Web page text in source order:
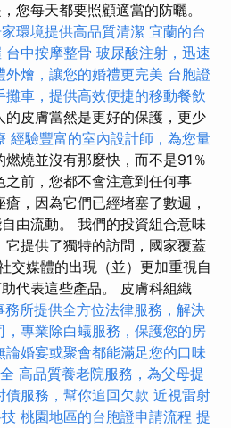
您每天都要照顧適當的防曬。
環境提供高品質清潔 宜蘭的台
台中按摩整骨 玻尿酸注射，迅速
外燴，讓您的婚禮更完美 台胞證
攤車，提供高效便捷的移動餐飲
的皮膚當然是更好的保護，更少
經驗豐富的室內設計師，為您量
燒並沒有那麼快，而不是91％
前，您都不會注意到任何事
，因為它們已經堵塞了數週，
由流動。 我們的投資組合意味
提供了獨特的訪問，國家覆蓋
交媒體的出現（並）更加重視自
代表這些產品。 皮膚科組織
務所提供全方位法律服務，解決
，專業除白蟻服務，保護您的房
論婚宴或聚會都能滿足您的口味
高品質養老院服務，為父母提
債服務，幫你追回欠款 近視雷射
桃園地區的台胞證申請流程 提